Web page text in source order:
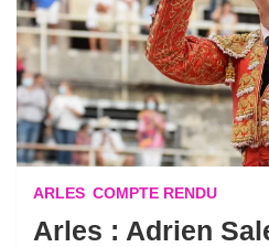
ARLES COMPTE RENDU
Arles : Adrien